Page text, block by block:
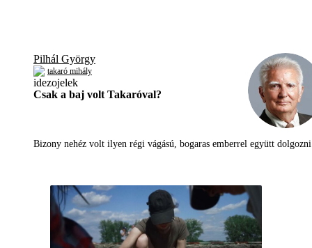
Pilhál György
takaró mihály
Csak a baj volt Takaróval?
Bizony nehéz volt ilyen régi vágású, bogaras emberrel együtt